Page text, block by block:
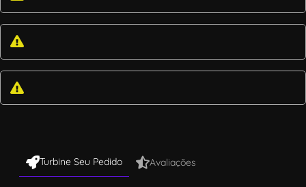
Turbine Seu Pedido Avaliações